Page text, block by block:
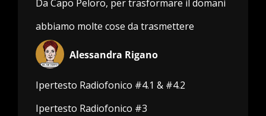
Da Capo Peloro, per trasformare il domani
abbiamo molte cose da trasmettere
Alessandra Rigano
Ipertesto Radiofonico #4.1 & #4.2
Ipertesto Radiofonico #3